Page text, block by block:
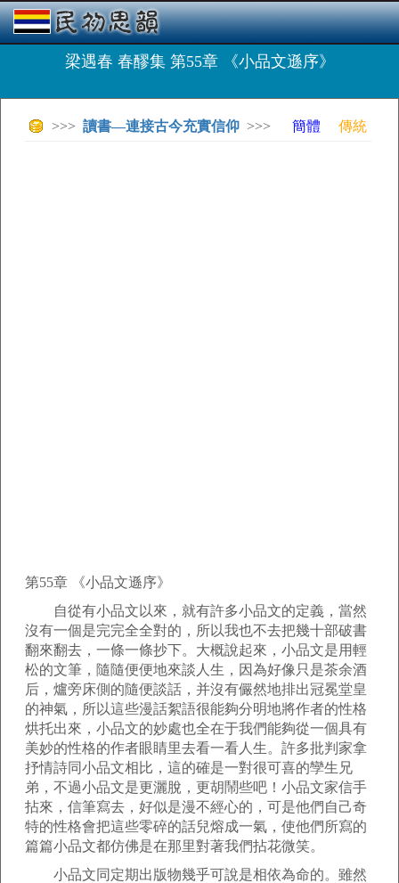
梁遇春 春醪集 第55章 《小品文遜序》
>>> 讀書—連接古今充實信仰 >>> 簡體 傳統
第55章 《小品文遜序》
自從有小品文以來，就有許多小品文的定義，當然
沒有一個是完完全全對的，所以我也不去把幾十部破書
翻來翻去，一條一條抄下。大概說起來，小品文是用輕
松的文筆，隨隨便便地來談人生，因為好像只是茶余酒
后，爐旁床側的隨便談話，并沒有儼然地排出冠冕堂皇
的神氣，所以這些漫話絮語很能夠分明地將作者的性格
烘托出來，小品文的妙處也全在于我們能夠從一個具有
美妙的性格的作者眼睛里去看一看人生。許多批判家拿
抒情詩同小品文相比，這的確是一對很可喜的孿生兄
弟，不過小品文是更灑脫，更胡鬧些吧！小品文家信手
拈來，信筆寫去，好似是漫不經心的，可是他們自己奇
特的性格會把這些零碎的話兒熔成一氣，使他們所寫的
篇篇小品文都仿佛是在那里對著我們拈花微笑。
小品文同定期出版物幾乎可說是相依為命的。雖然